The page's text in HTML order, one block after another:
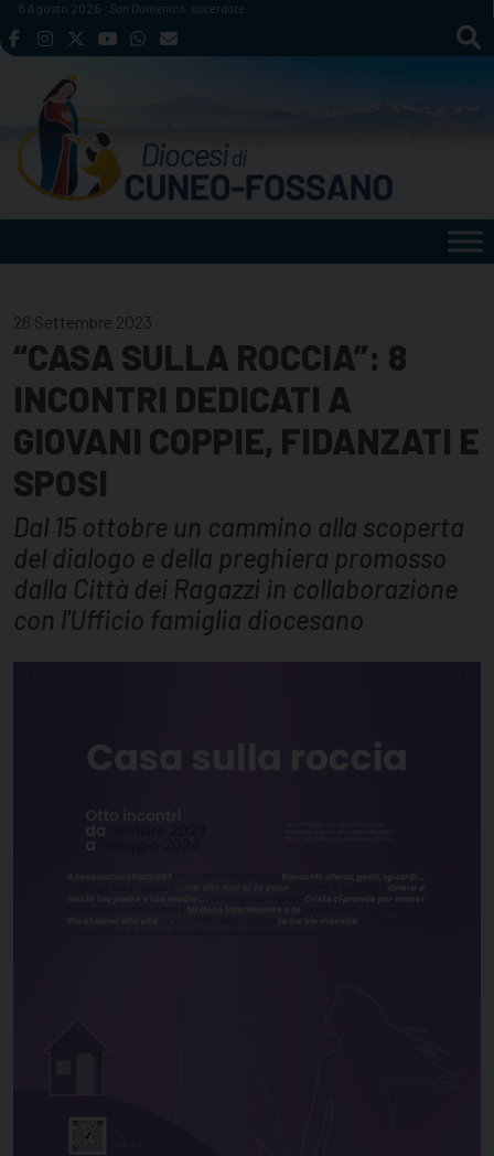
Skip
to
8 Agosto 2026 San Domenico, sacerdote
26 Settembre 2023
“CASA SULLA ROCCIA”: 8
INCONTRI DEDICATI A
GIOVANI COPPIE, FIDANZATI E
SPOSI
Dal 15 ottobre un cammino alla scoperta
del dialogo e della preghiera promosso
dalla Città dei Ragazzi in collaborazione
con l'Ufficio famiglia diocesano